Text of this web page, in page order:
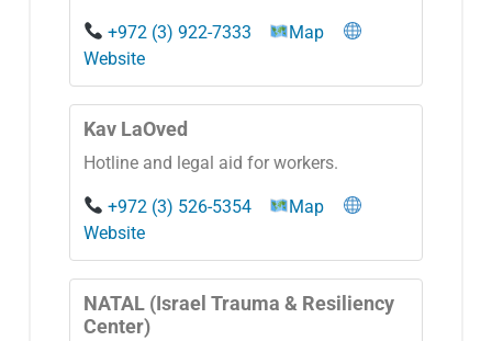
+972 (3) 922-7333
Map
Website
Kav LaOved
Hotline and legal aid for workers.
+972 (3) 526-5354
Map
Website
NATAL (Israel Trauma & Resiliency
Center)